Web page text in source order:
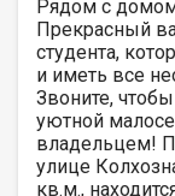
Рядом с
Прекрасный
студента,
и иметь все
Звоните,
уютной
владельцем!
улице
кв.м.,